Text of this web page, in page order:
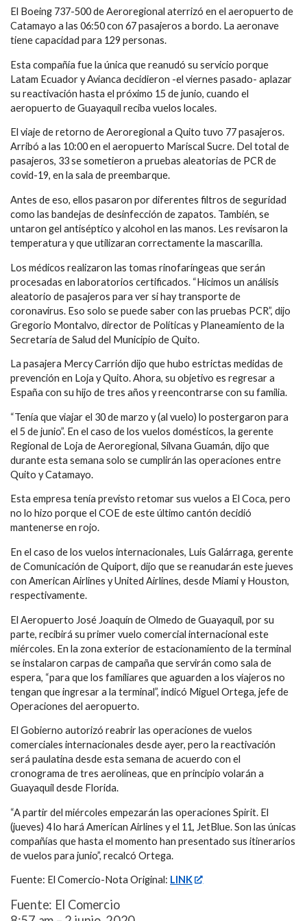
El Boeing 737-500 de Aeroregional aterrizó en el aeropuerto de
Catamayo a las 06:50 con 67 pasajeros a bordo. La aeronave
tiene capacidad para 129 personas.
Esta compañía fue la única que reanudó su servicio porque
Latam Ecuador y Avianca decidieron -el viernes pasado- aplazar
su reactivación hasta el próximo 15 de junio, cuando el
aeropuerto de Guayaquil reciba vuelos locales.
El viaje de retorno de Aeroregional a Quito tuvo 77 pasajeros.
Arribó a las 10:00 en el aeropuerto Mariscal Sucre. Del total de
pasajeros, 33 se sometieron a pruebas aleatorias de PCR de
covid-19, en la sala de preembarque.
Antes de eso, ellos pasaron por diferentes filtros de seguridad
como las bandejas de desinfección de zapatos. También, se
untaron gel antiséptico y alcohol en las manos. Les revisaron la
temperatura y que utilizaran correctamente la mascarilla.
Los médicos realizaron las tomas rinofaríngeas que serán
procesadas en laboratorios certificados. “Hicimos un análisis
aleatorio de pasajeros para ver si hay transporte de
coronavirus. Eso solo se puede saber con las pruebas PCR”, dijo
Gregorio Montalvo, director de Políticas y Planeamiento de la
Secretaría de Salud del Municipio de Quito.
La pasajera Mercy Carrión dijo que hubo estrictas medidas de
prevención en Loja y Quito. Ahora, su objetivo es regresar a
España con su hijo de tres años y reencontrarse con su familia.
“Tenía que viajar el 30 de marzo y (al vuelo) lo postergaron para
el 5 de junio”. En el caso de los vuelos domésticos, la gerente
Regional de Loja de Aeroregional, Silvana Guamán, dijo que
durante esta semana solo se cumplirán las operaciones entre
Quito y Catamayo.
Esta empresa tenía previsto retomar sus vuelos a El Coca, pero
no lo hizo porque el COE de este último cantón decidió
mantenerse en rojo.
En el caso de los vuelos internacionales, Luis Galárraga, gerente
de Comunicación de Quiport, dijo que se reanudarán este jueves
con American Airlines y United Airlines, desde Miami y Houston,
respectivamente.
El Aeropuerto José Joaquín de Olmedo de Guayaquil, por su
parte, recibirá su primer vuelo comercial internacional este
miércoles. En la zona exterior de estacionamiento de la terminal
se instalaron carpas de campaña que servirán como sala de
espera, “para que los familiares que aguarden a los viajeros no
tengan que ingresar a la terminal”, indicó Miguel Ortega, jefe de
Operaciones del aeropuerto.
El Gobierno autorizó reabrir las operaciones de vuelos
comerciales internacionales desde ayer, pero la reactivación
será paulatina desde esta semana de acuerdo con el
cronograma de tres aerolíneas, que en principio volarán a
Guayaquil desde Florida.
“A partir del miércoles empezarán las operaciones Spirit. El
(jueves) 4 lo hará American Airlines y el 11, JetBlue. Son las únicas
compañías que hasta el momento han presentado sus itinerarios
de vuelos para junio”, recalcó Ortega.
Fuente: El Comercio-Nota Original: LINK
Fuente: El Comercio